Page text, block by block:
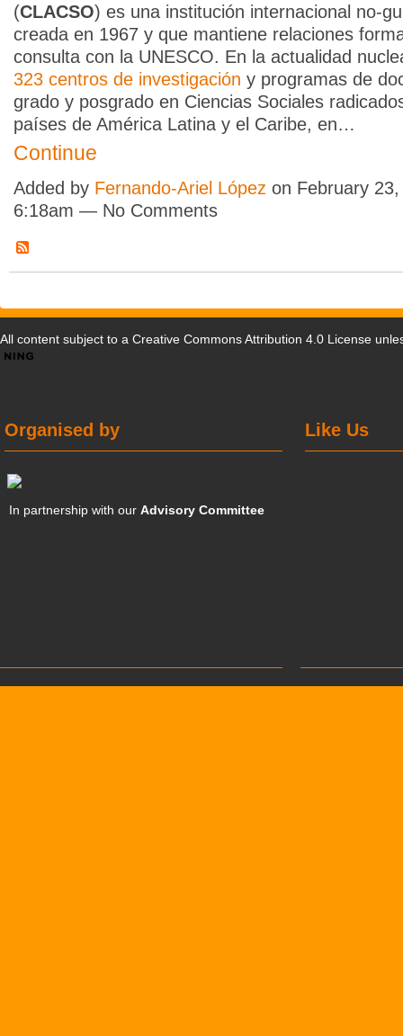
(CLACSO) es una institución internacional no-
creada en 1967 y que mantiene relaciones
consulta con la UNESCO. En la actualidad
323 centros de investigación y programas de
grado y posgrado en Ciencias Sociales
países de América Latina y el Caribe, en…
Continue
Added by Fernando-Ariel López on February
6:18am — No Comments
All content subject to a Creative Commons Attribution 4.0 License
Like Us
Organised by
In partnership with ourAdvisory Committee